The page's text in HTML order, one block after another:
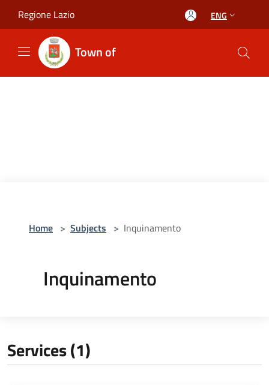
Regione Lazio ENG
Town of
Home > Subjects > Inquinamento
Inquinamento
Services (1)